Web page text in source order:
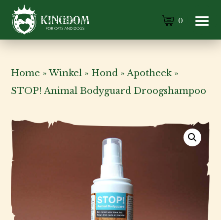
0
Home »Winkel » Hond »Apotheek»
STOP! Animal Bodyguard Droogshampoo